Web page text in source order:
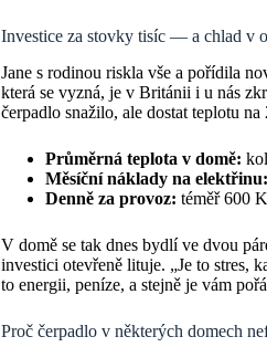
Investice za stovky tisíc — a chlad v
Jane s rodinou riskla vše a pořídila
která se vyzná, je v Británii i u nás
čerpadlo snažilo, ale dostat teplotu
Průměrná teplota v domě:
Měsíční náklady na elektřinu:
Denně za provoz: téměř 600
V domě se tak dnes bydlí ve dvou
investici otevřeně lituje. „Je to stres,
to energii, peníze, a stejně je vám
Proč čerpadlo v některých domech